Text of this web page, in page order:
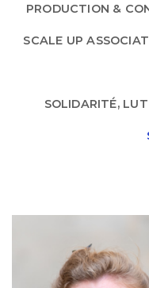
PRODUCTION &
SCALE UP
SOLIDARITÉ,